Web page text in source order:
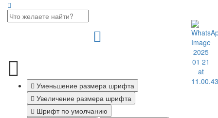
Уменьшение размера шрифта
Увеличение размера шрифта
Шрифт по умолчанию